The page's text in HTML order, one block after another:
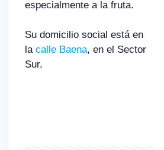
especialmente a la fruta.
Su domicilio social está en
la calle Baena, en el Sector
Sur.